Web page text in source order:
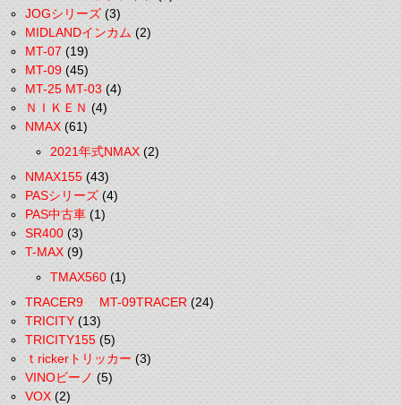
JOGシリーズ(3)
MIDLANDインカム(2)
MT-07(19)
MT-09(45)
MT-25 MT-03(4)
ＮＩＫＥＮ(4)
NMAX(61)
2021年式NMAX(2)
NMAX155(43)
PASシリーズ(4)
PAS中古車(1)
SR400(3)
T-MAX(9)
TMAX560(1)
TRACER9 MT-09TRACER(24)
TRICITY(13)
TRICITY155(5)
ｔrickerトリッカー(3)
VINOビーノ(5)
VOX(2)